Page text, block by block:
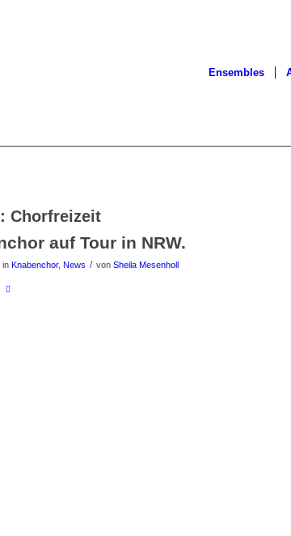
Ensembles
Chorfreizeit
auf Tour in NRW.
in Knabenchor, News / von Sheila Mesenholl